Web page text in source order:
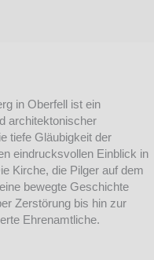
in Oberfell ist ein
architektonischer
tiefe Gläubigkeit der
eindrucksvollen Einblick in
Kirche, die Pilger auf dem
bewegte Geschichte
Zerstörung bis hin zur
Ehrenamtliche.